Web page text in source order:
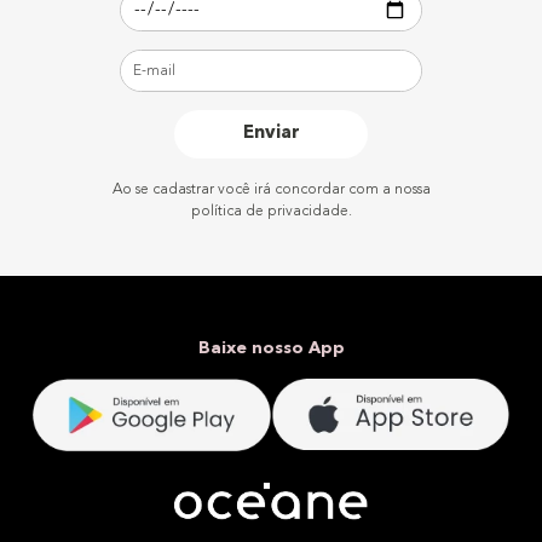
Enviar
Ao se cadastrar você irá concordar com a nossa
política de privacidade.
Baixe nosso App